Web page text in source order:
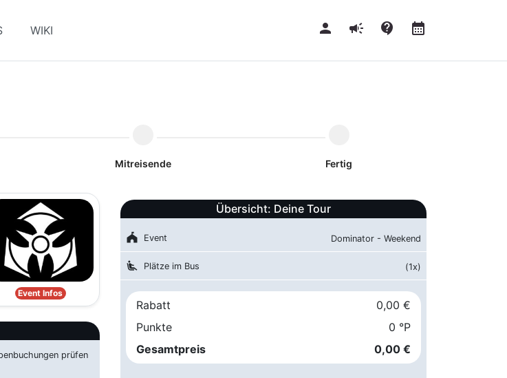
WIKI person campaign contact_support calendar_month
Mitreisende Fertig
Event Infos
prüfen
Übersicht: Deine Tour
festival Event Dominator - Weekend
airline_seat_recline_extra Plätze im Bus (1x)
Rabatt
0,00 €
Punkte
0 °P
Gesamtpreis
0,00 €